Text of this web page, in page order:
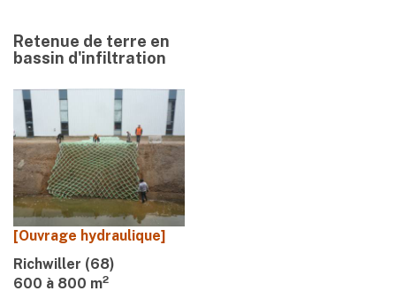
Retenue de terre en
bassin d'infiltration
[Ouvrage hydraulique]
Richwiller (68)
600 à 800 m2